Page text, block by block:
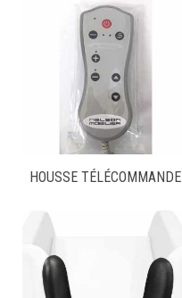
HOUSSE TÉLÉCOMMANDE